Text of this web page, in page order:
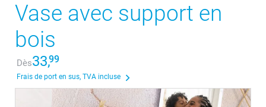
Vase avec support en
bois
Dès33,99
Frais de port en sus, TVA incluse